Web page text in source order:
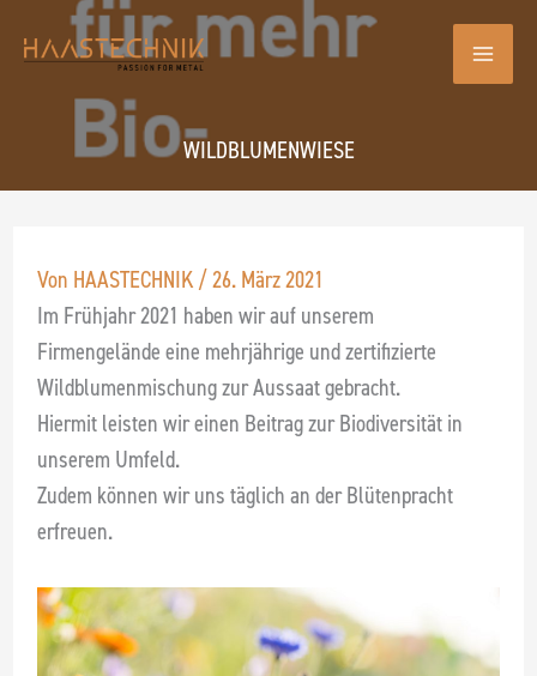
Inhalt
WILDBLUMENWIESE
Von HAASTECHNIK/26. März 2021
Im Frühjahr 2021 haben wir auf unserem
Firmengelände eine mehrjährige und zertifizierte
Wildblumenmischung zur Aussaat gebracht.
Hiermit leisten wir einen Beitrag zur Biodiversität in
unserem Umfeld.
Zudem können wir uns täglich an der Blütenpracht
erfreuen.